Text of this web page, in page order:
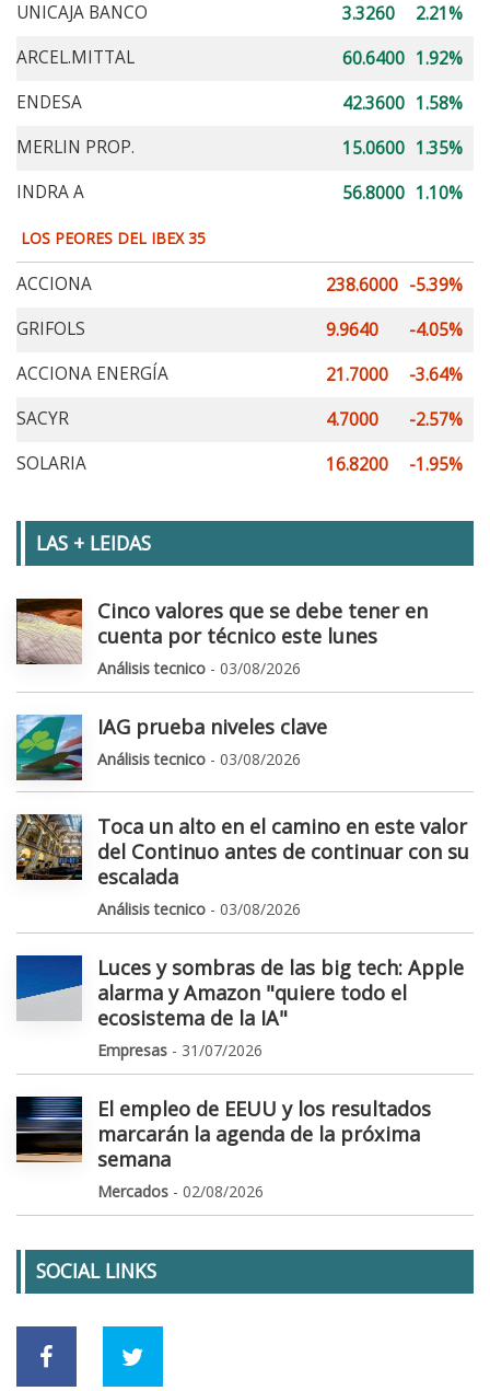
UNICAJA BANCO 3.3260
2.21%
ARCEL.MITTAL
60.6400 1.92%
ENDESA
42.3600 1.58%
MERLIN PROP.
15.0600 1.35%
INDRA A
56.8000 1.10%
LOS PEORES DEL IBEX 35
ACCIONA 238.6000 -5.39%
GRIFOLS
9.9640
-4.05%
ACCIONA ENERGÍA
21.7000
-3.64%
SACYR
4.7000
-2.57%
SOLARIA
16.8200 -1.95%
LAS + LEIDAS
Cinco valores que se debe tener en
cuenta por técnico este lunes
Análisis tecnico - 03/08/2026
IAG prueba niveles clave
Análisis tecnico - 03/08/2026
Toca un alto en el camino en este valor
del Continuo antes de continuar con su
escalada
Análisis tecnico - 03/08/2026
Luces y sombras de las big tech: Apple
alarma y Amazon "quiere todo el
ecosistema de la IA"
Empresas - 31/07/2026
El empleo de EEUU y los resultados
marcarán la agenda de la próxima
semana
Mercados - 02/08/2026
SOCIAL LINKS